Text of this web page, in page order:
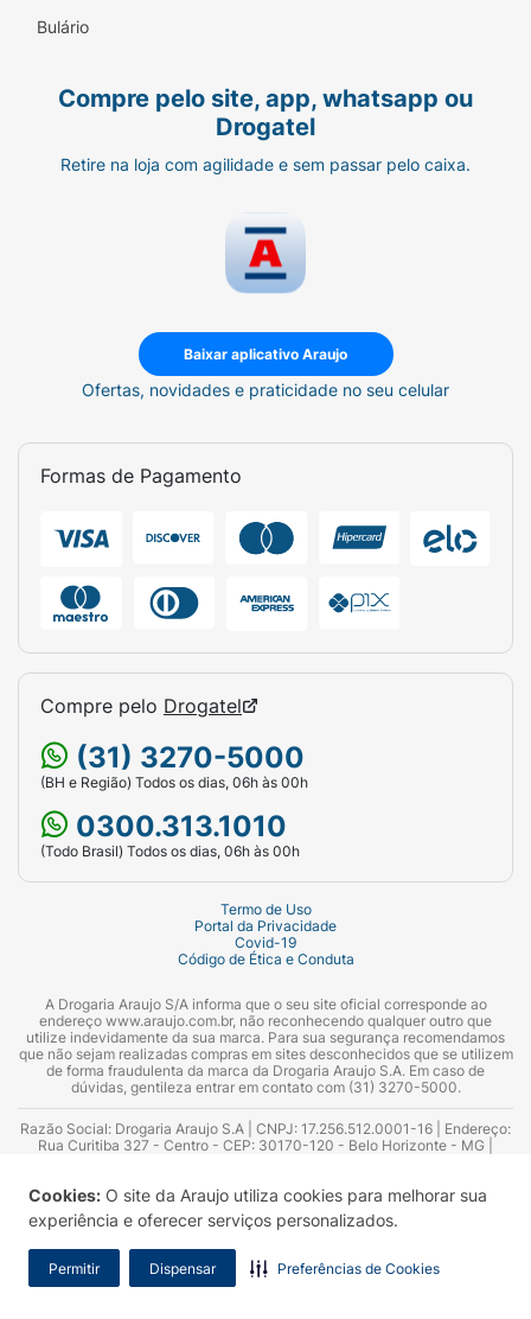
Cookies: O site da Araujo utiliza cookies para melhorar sua
experiência e oferecer serviços personalizados.
Permitir Dispensar Preferências de Cookies
Bulário
Compre pelo site, app, whatsapp ou
Drogatel
Retire na loja com agilidade e sem passar pelo caixa.
Baixar aplicativo Araujo
Ofertas, novidades e praticidade no seu celular
Formas de Pagamento
Compre pelo Drogatel
(31) 3270-5000
(BH e Região) Todos os dias, 06h às 00h
0300.313.1010
(Todo Brasil) Todos os dias, 06h às 00h
Termo de Uso
Portal da Privacidade
Covid-19
Código de Ética e Conduta
A Drogaria Araujo S/A informa que o seu site oficial corresponde ao
endereço www.araujo.com.br, não reconhecendo qualquer outro que
utilize indevidamente da sua marca. Para sua segurança recomendamos
que não sejam realizadas compras em sites desconhecidos que se utilizem
de forma fraudulenta da marca da Drogaria Araujo S.A. Em caso de
dúvidas, gentileza entrar em contato com (31) 3270-5000.
Razão Social: Drogaria Araujo S.A | CNPJ: 17.256.512.0001-16 | Endereço:
Rua Curitiba 327 - Centro - CEP: 30170-120 - Belo Horizonte - MG |
Azevedo Guimarães – CRF 10.965 | Yasmin Silva Alvarenga – CRF 52.584 -
Consultor substituto: Thiago Aguiar Pinheiro - CRF Nº 13.748. Alvará
Sanitário: 2025020713 | Autorização de Funcionamento da Empresa (AFE):